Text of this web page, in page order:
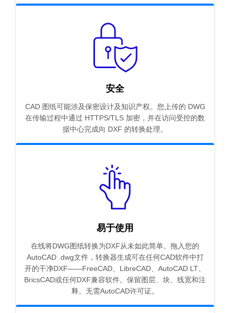
安全
CAD 图纸可能涉及保密设计及知识产权。您上传的 DWG
在传输过程中通过 HTTPS/TLS 加密，并在访问受控的数
据中心完成向 DXF 的转换处理。
易于使用
在线将DWG图纸转换为DXF从未如此简单。拖入您的
AutoCAD .dwg文件，转换器生成可在任何CAD软件中打
开的干净DXF——FreeCAD、LibreCAD、AutoCAD LT、
BricsCAD或任何DXF兼容软件。保留图层、块、线宽和注
释。无需AutoCAD许可证。